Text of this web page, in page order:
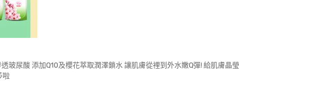
玻尿酸 添加Q10及櫻花萃取潤澤鎖水 讓肌膚從裡到外水嫩Q彈! 給肌膚晶瑩
啦